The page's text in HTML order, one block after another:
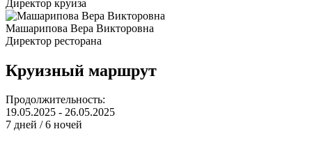
Директор круиза
Машарипова Вера Викторовна
Директор ресторана
Круизный маршрут
Продолжительность:
19.05.2025 - 26.05.2025
7 дней / 6 ночей